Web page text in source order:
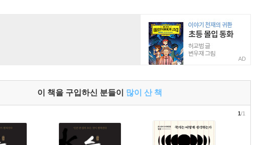
AD
이 책을 구입하신 분들이 많이 산 책
1/1